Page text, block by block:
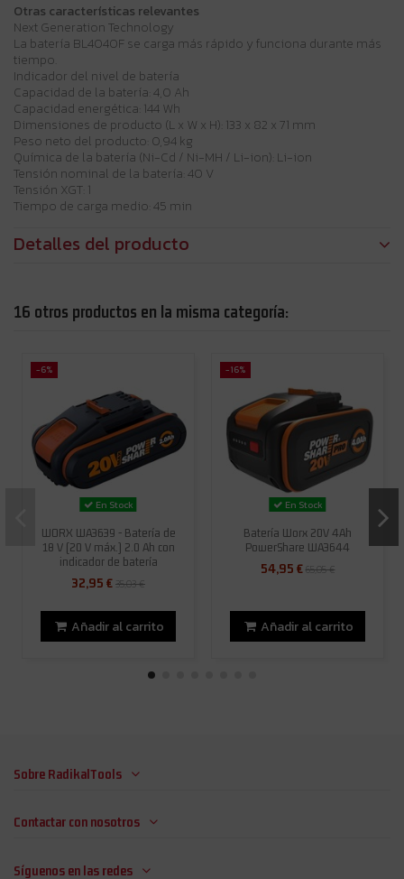
Otras características relevantes
Next Generation Technology
La batería BL4040F se carga más rápido y funciona durante más
tiempo.
Indicador del nivel de batería
Capacidad de la batería: 4,0 Ah
Capacidad energética: 144 Wh
Dimensiones de producto (L x W x H): 133 x 82 x 71 mm
Peso neto del producto: 0,94 kg
Química de la batería (Ni-Cd / Ni-MH / Li-ion): Li-ion
Tensión nominal de la batería: 40 V
Tensión XGT: 1
Tiempo de carga medio: 45 min
Detalles del producto
16 otros productos en la misma categoría:
-6%
En Stock
WORX WA3639 - Batería de
18 V (20 V máx.) 2.0 Ah con
indicador de batería
32,95 €35,03 €
Añadir al carrito
-16%
En Stock
Batería Worx 20V 4Ah
PowerShare WA3644
54,95 €65,05 €
Añadir al carrito
Sobre RadikalTools
Contactar con nosotros
Síguenos en las redes